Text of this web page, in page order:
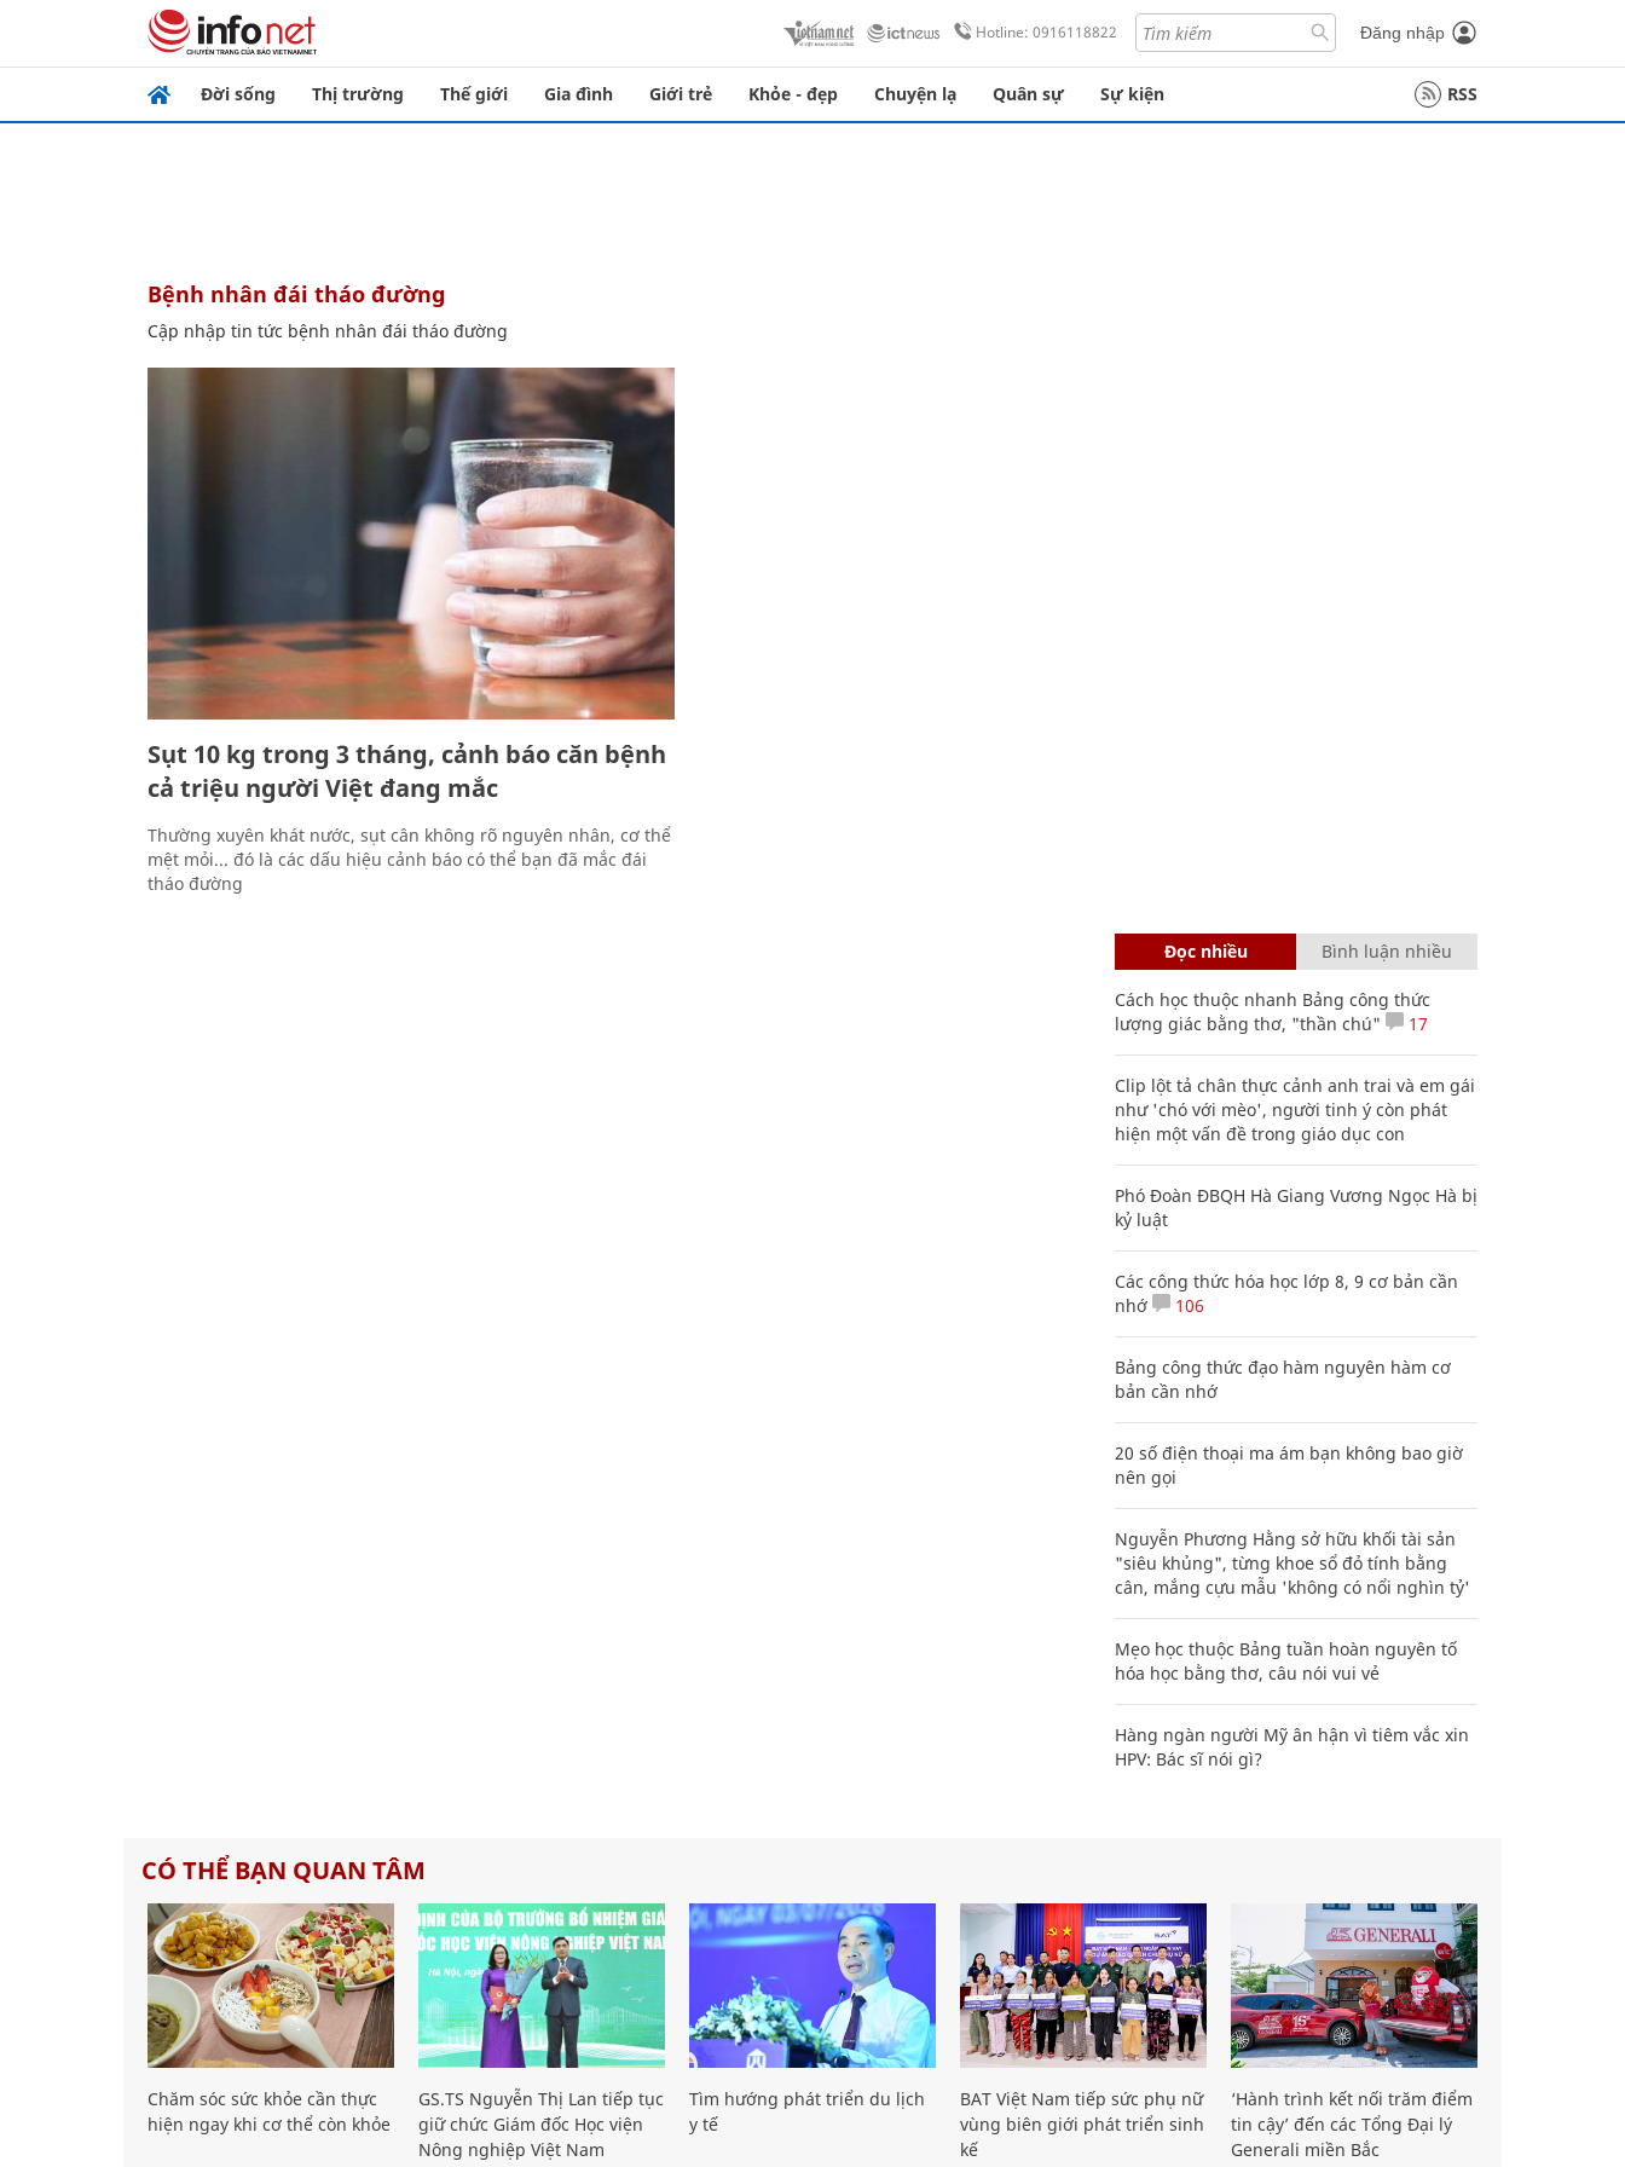
Hotline: 0916118822 Đăng nhập
Đời sống Thị trường Thế giới Gia đình Giới trẻ Khỏe - đẹp Chuyện lạ Quân sự Sự kiện RSS
bệnh nhân đái tháo đường
Cập nhập tin tức bệnh nhân đái tháo đường
Sụt 10 kg trong 3 tháng, cảnh báo căn bệnh
cả triệu người Việt đang mắc
Thường xuyên khát nước, sụt cân không rõ nguyên nhân, cơ thể
mệt mỏi... đó là các dấu hiệu cảnh báo có thể bạn đã mắc đái
tháo đường
Đọc nhiều Bình luận nhiều
Cách học thuộc nhanh Bảng công thức
lượng giác bằng thơ, "thần chú"
17
Clip lột tả chân thực cảnh anh trai và em gái
như 'chó với mèo', người tinh ý còn phát
hiện một vấn đề trong giáo dục con
Phó Đoàn ĐBQH Hà Giang Vương Ngọc Hà bị
kỷ luật
Các công thức hóa học lớp 8, 9 cơ bản cần
nhớ
106
Bảng công thức đạo hàm nguyên hàm cơ
bản cần nhớ
20 số điện thoại ma ám bạn không bao giờ
nên gọi
Nguyễn Phương Hằng sở hữu khối tài sản
"siêu khủng", từng khoe sổ đỏ tính bằng
cân, mắng cựu mẫu 'không có nổi nghìn tỷ'
Mẹo học thuộc Bảng tuần hoàn nguyên tố
hóa học bằng thơ, câu nói vui vẻ
Hàng ngàn người Mỹ ân hận vì tiêm vắc xin
HPV: Bác sĩ nói gì?
CÓ THỂ BẠN QUAN TÂM
Chăm sóc sức khỏe cần thực
hiện ngay khi cơ thể còn khỏe
GS.TS Nguyễn Thị Lan tiếp tục
giữ chức Giám đốc Học viện
Nông nghiệp Việt Nam
Tìm hướng phát triển du lịch
y tế
BAT Việt Nam tiếp sức phụ nữ
vùng biên giới phát triển sinh
kế
‘Hành trình kết nối trăm điểm
tin cậy’ đến các Tổng Đại lý
Generali miền Bắc